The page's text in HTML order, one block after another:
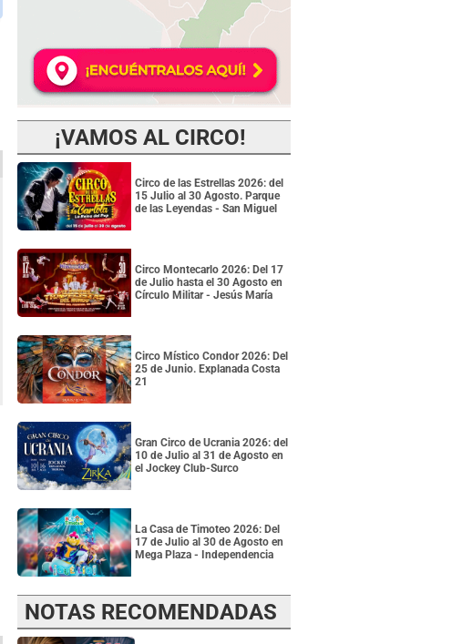
¡VAMOS AL CIRCO!
Circo de las Estrellas 2026: del
15 Julio al 30 Agosto. Parque
de las Leyendas - San Miguel
Circo Montecarlo 2026: Del 17
de Julio hasta el 30 Agosto en
Círculo Militar - Jesús María
Circo Místico Condor 2026: Del
25 de Junio. Explanada Costa
21
Gran Circo de Ucrania 2026: del
10 de Julio al 31 de Agosto en
el Jockey Club-Surco
La Casa de Timoteo 2026: Del
17 de Julio al 30 de Agosto en
Mega Plaza - Independencia
NOTAS RECOMENDADAS